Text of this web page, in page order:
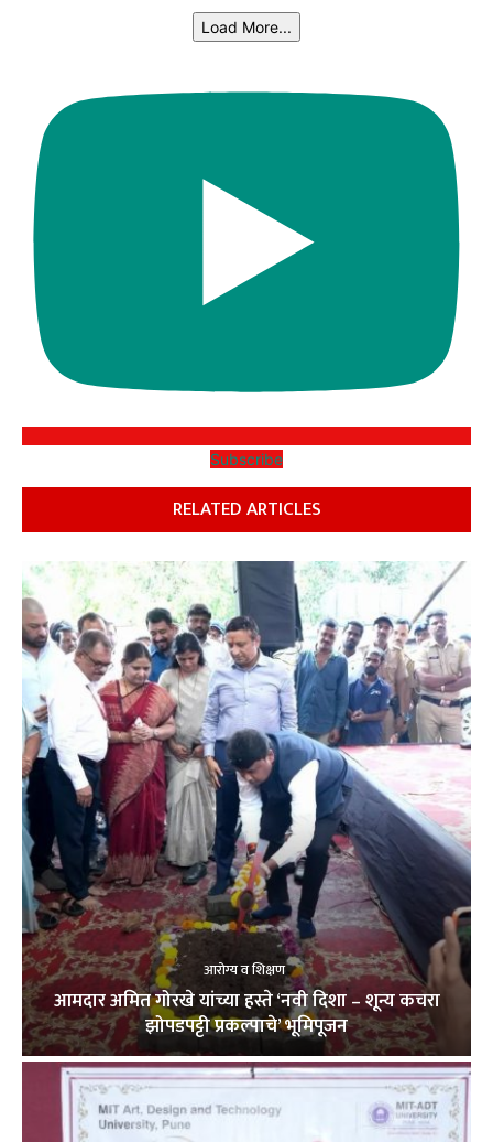
Load More...
Subscribe
RELATED ARTICLES
आरोग्य व शिक्षण
आमदार अमित गोरखे यांच्या हस्ते ‘नवी दिशा – शून्य कचरा
झोपडपट्टी प्रकल्पाचे’ भूमिपूजन